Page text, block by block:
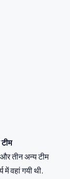
तीन अन्य टीम
में वहां गयी थी.